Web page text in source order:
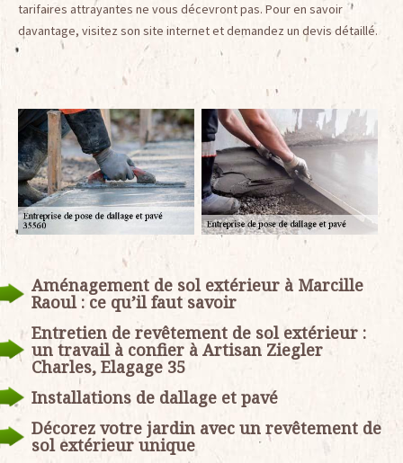
tarifaires attrayantes ne vous décevront pas. Pour en savoir
davantage, visitez son site internet et demandez un devis détaillé.
Aménagement de sol extérieur à Marcille
Raoul : ce qu’il faut savoir
Entretien de revêtement de sol extérieur :
un travail à confier à Artisan Ziegler
Charles, Elagage 35
Installations de dallage et pavé
Décorez votre jardin avec un revêtement de
sol extérieur unique